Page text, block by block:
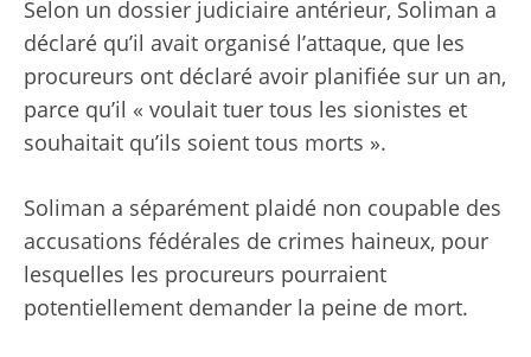
Selon un dossier judiciaire antérieur, Soliman a
déclaré qu’il avait organisé l’attaque, que les
procureurs ont déclaré avoir planifiée sur un an,
parce qu’il « voulait tuer tous les sionistes et
souhaitait qu’ils soient tous morts ».
Soliman a séparément plaidé non coupable des
accusations fédérales de crimes haineux, pour
lesquelles les procureurs pourraient
potentiellement demander la peine de mort.